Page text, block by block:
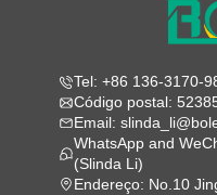
Tel: +86 136-3170-
Código postal:
Email:
WhatsApp and
(Slinda Li)
Endereço: No.10